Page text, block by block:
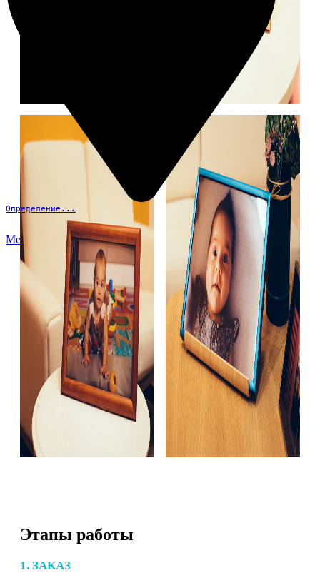
Определение...
Меню
Этапы работы
1. ЗАКАЗ